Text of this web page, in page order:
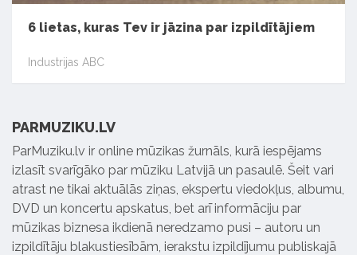
6 lietas, kuras Tev ir jāzina par izpildītājiem
Industrijas ABC
PARMUZIKU.LV
ParMuziku.lv ir online mūzikas žurnāls, kurā iespējams
izlasīt svarīgāko par mūziku Latvijā un pasaulē. Šeit vari
atrast ne tikai aktuālās ziņas, ekspertu viedokļus, albumu,
DVD un koncertu apskatus, bet arī informāciju par
mūzikas biznesa ikdienā neredzamo pusi – autoru un
izpildītāju blakustiesībām, ierakstu izpildījumu publiskajā